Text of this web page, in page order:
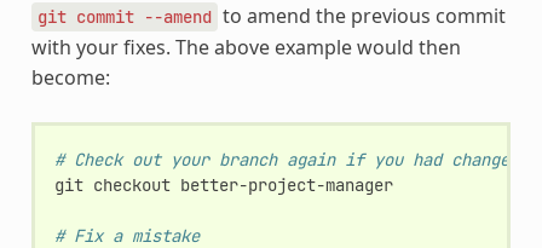
git commit --amend to amend the previous commit
with your fixes. The above example would then
become:
# Check out your branch again if you had changed
git checkout better-project-manager
# Fix a mistake